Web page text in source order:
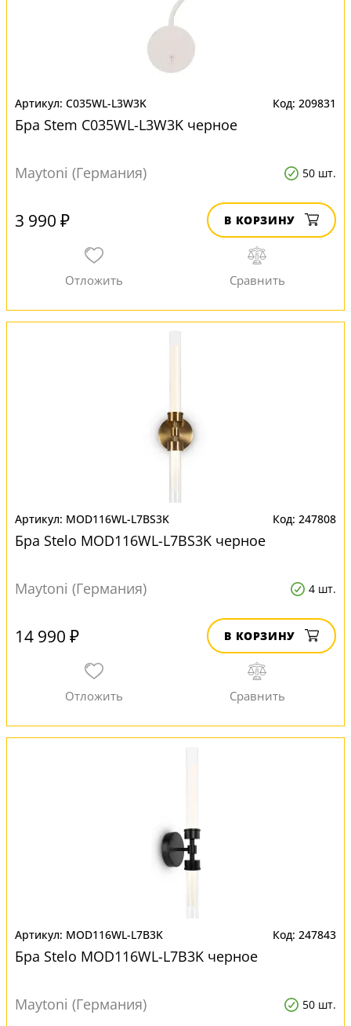
C035WL-L3W3K 209831
Бра Stem C035WL-L3W3K черное
Maytoni (Германия) 50 шт.
3 990 ₽ В КОРЗИНУ
MOD116WL-L7BS3K 247808
Бра Stelo MOD116WL-L7BS3K черное
Maytoni (Германия) 4 шт.
14 990 ₽ В КОРЗИНУ
MOD116WL-L7B3K 247843
Бра Stelo MOD116WL-L7B3K черное
Maytoni (Германия) 50 шт.